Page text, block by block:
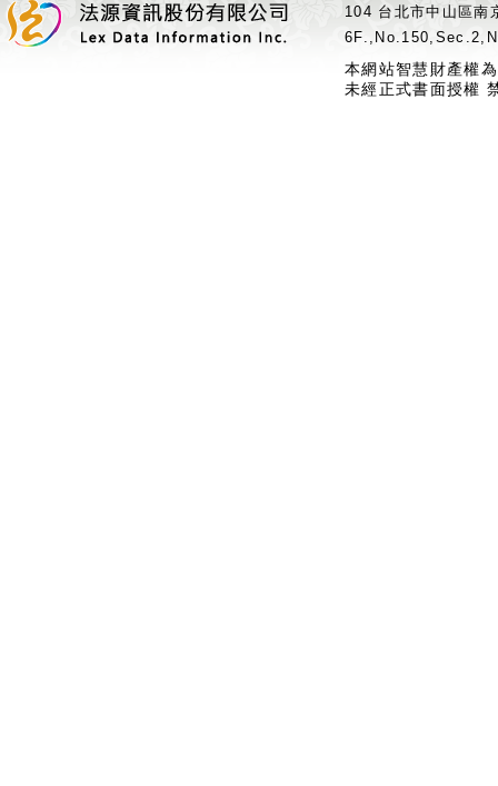
104 台北市中山區
本網站智慧財產權
未經正式書面授權